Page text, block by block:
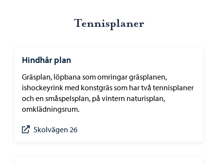
Tennisplaner
Hindhår plan
Gräsplan, löpbana som omringar gräsplanen,
ishockeyrink med konstgräs som har två tennisplaner
och en småspelsplan, på vintern naturisplan,
omklädningsrum.
Skolvägen 26